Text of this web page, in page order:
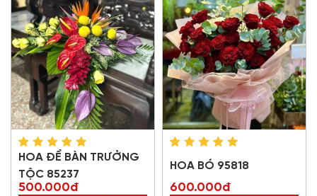
HOA ĐỂ BÀN TRƯỞNG
TỘC 85237
500.000đ
HOA BÓ 95818
600.000đ